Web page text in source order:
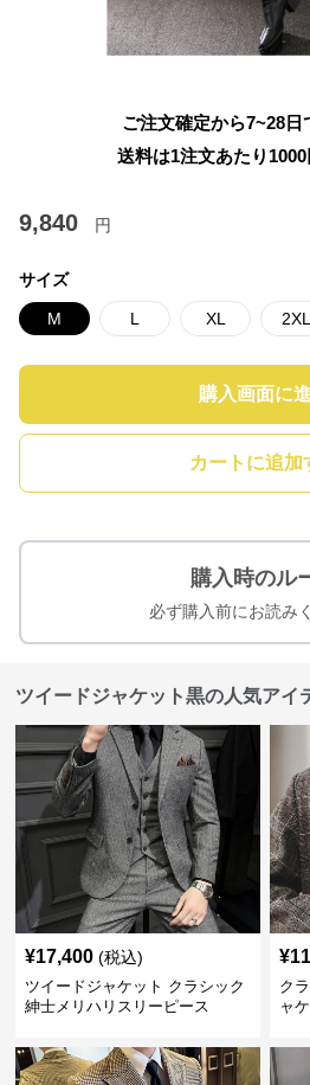
ご注文確定から7~28日
送料は1注文あたり 1000
9,840 円
サイズ
M L XL 2XL
購入画面に
カートに追加
購入時のル
必ず購入前にお読み
ツイードジャケット黒の人気アイ
¥17,400 (税込)
ツイードジャケット クラシック
紳士メリハリスリーピース
¥
ク
ャ